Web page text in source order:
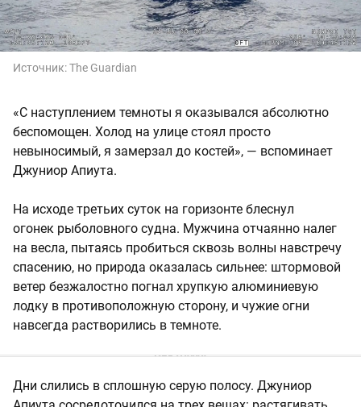
Источник:The Guardian
«С наступлением темноты я оказывался абсолютно
беспомощен. Холод на улице стоял просто
невыносимый, я замерзал до костей», — вспоминает
Джуниор Апиута.
На исходе третьих суток на горизонте блеснул
огонек рыболовного судна. Мужчина отчаянно налег
на весла, пытаясь пробиться сквозь волны навстречу
спасению, но природа оказалась сильнее: штормовой
ветер безжалостно погнал хрупкую алюминиевую
лодку в противоположную сторону, и чужие огни
навсегда растворились в темноте.
Дни слились в сплошную серую полосу. Джуниор